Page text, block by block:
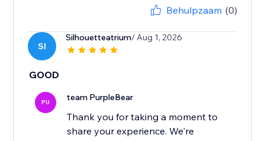
Behulpzaam (0)
SI
Silhouetteatrium/ Aug 1, 2026
GOOD
PU team PurpleBear
Thank you for taking a moment to
share your experience. We're